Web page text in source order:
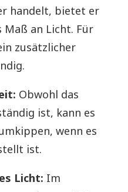
handelt, bietet er
an Licht. Für
zusätzlicher
Obwohl das
ist, kann es
wenn es
ist.
Licht: Im